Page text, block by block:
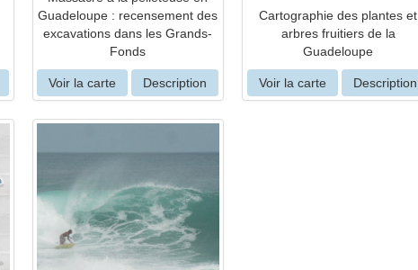
Guadeloupe : recensement des
excavations dans les Grands-
Fonds
Voir la carte Description
Cartographie des plantes et
arbres fruitiers de la
Guadeloupe
Voir la carte Description